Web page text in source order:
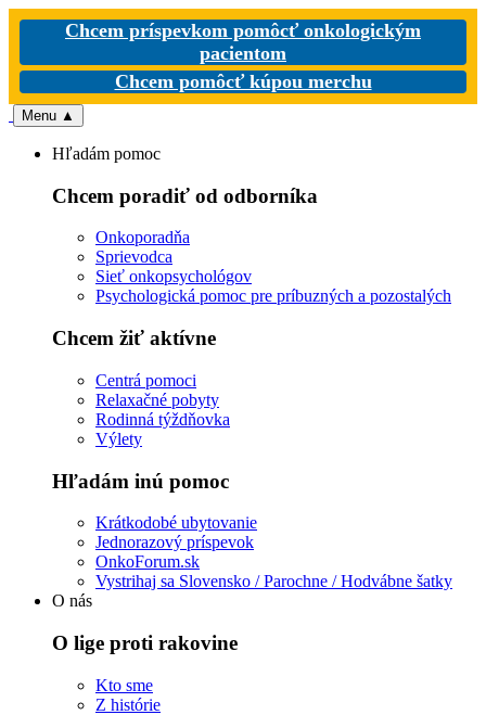
Chcem príspevkom pomôcť onkologickým
pacientom
Chcem pomôcť kúpou merchu
Menu ▲
Hľadám pomoc
Chcem poradiť od odborníka
Onkoporadňa
Sprievodca
Sieť onkopsychológov
Psychologická pomoc pre príbuzných a pozostalých
Chcem žiť aktívne
Centrá pomoci
Relaxačné pobyty
Rodinná týždňovka
Výlety
Hľadám inú pomoc
Krátkodobé ubytovanie
Jednorazový príspevok
OnkoForum.sk
Vystrihaj sa Slovensko / Parochne / Hodvábne šatky
O nás
O lige proti rakovine
Kto sme
Z histórie